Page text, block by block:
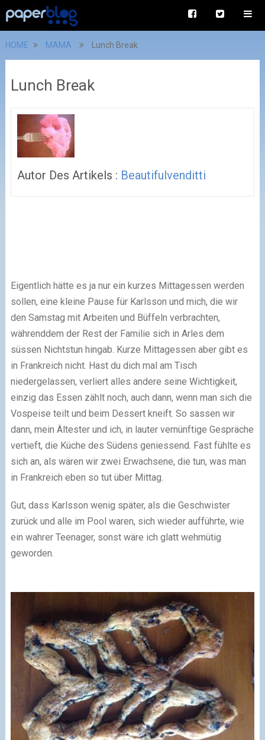
HOME MAMA Lunch Break
Lunch Break
Autor Des Artikels : Beautifulvenditti
Eigentlich hätte es ja nur ein kurzes Mittagessen werden
sollen, eine kleine Pause für Karlsson und mich, die wir
den Samstag mit Arbeiten und Büffeln verbrachten,
währenddem der Rest der Familie sich in Arles dem
süssen Nichtstun hingab. Kurze Mittagessen aber gibt es
in Frankreich nicht. Hast du dich mal am Tisch
niedergelassen, verliert alles andere seine Wichtigkeit,
einzig das Essen zählt noch, auch dann, wenn man sich die
Vospeise teilt und beim Dessert kneift. So sassen wir
dann, mein Ältester und ich, in lauter vernünftige Gespräche
vertieft, die Küche des Südens geniessend. Fast fühlte es
sich an, als wären wir zwei Erwachsene, die tun, was man
in Frankreich eben so tut über Mittag.
Gut, dass Karlsson wenig später, als die Geschwister
zurück und alle im Pool waren, sich wieder aufführte, wie
ein wahrer Teenager, sonst wäre ich glatt wehmütig
geworden.